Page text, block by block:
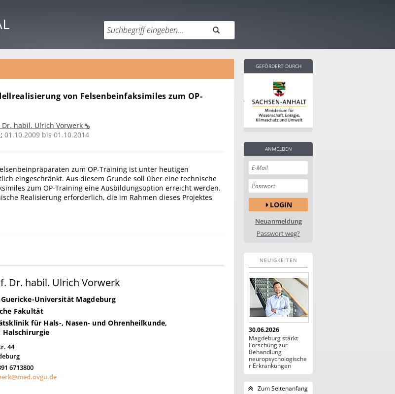
von Felsenbeinfaksimiles zum OP-
Dr. habil. Ulrich Vorwerk
01.10.2009 bis 01.10.2014
zum OP-Training ist unter heutigen
eingeschränkt. Aus diesem Grunde soll über eine technische
zum OP-Training eine Ausbildungsoption erreicht werden.
Realisierung erforderlich, die im Rahmen dieses Projektes
Dr. habil. Ulrich Vorwerk
Universität Magdeburg
Fakultät
für Hals-, Nasen- und Ohrenheilkunde,
Halschirurgie
44
6713800
GEFÖRDERT DURCH
ANMELDEN
LOGIN
Neuanmeldung
Passwort weg?
NEUIGKEITEN
30.06.2026
Magdeburg stärkt
Forschung zur
Behandlung
neuropsychologische
r Erkrankungen
Zum Seitenanfang